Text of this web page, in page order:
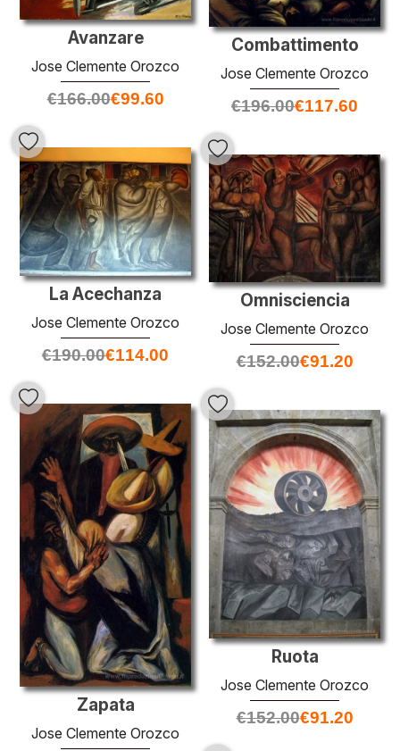
Avanzare
Jose Clemente Orozco
€166.00€99.60
Combattimento
Jose Clemente Orozco
€196.00€117.60
La Acechanza
Jose Clemente Orozco
€190.00€114.00
Omnisciencia
Jose Clemente Orozco
€152.00€91.20
Zapata
Jose Clemente Orozco
Ruota
Jose Clemente Orozco
€152.00€91.20